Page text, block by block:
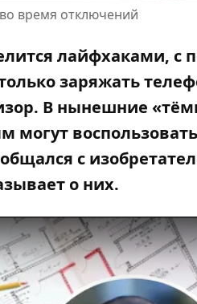
время отключений
лайфхаками,
заряжать
В нынешние
могут
с
о них.